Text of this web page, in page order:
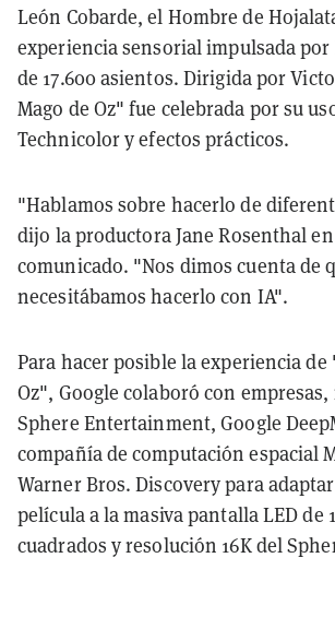
León Cobarde, el Hombre de
experiencia sensorial impulsada
de 17.600 asientos. Dirigida por
Mago de Oz" fue celebrada por su
Technicolor y efectos prácticos.
"Hablamos sobre hacerlo de
dijo la productora Jane Rosenthal
comunicado. "Nos dimos cuenta de
necesitábamos hacerlo con IA".
Para hacer posible la experiencia de
Oz", Google colaboró con
Sphere Entertainment, Google
compañía de computación espacial
Warner Bros. Discovery para
película a la masiva pantalla LED de
cuadrados y resolución 16K del